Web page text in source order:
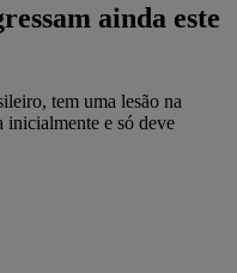
ainda este
tem uma lesão na
inicialmente e só deve